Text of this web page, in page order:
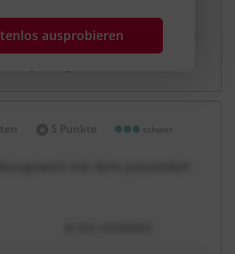
ausprobieren
5 Punkte schwer